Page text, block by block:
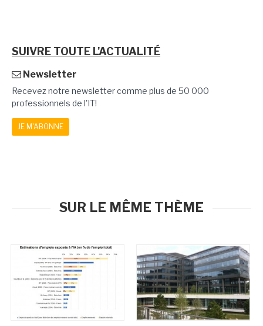
SUIVRE TOUTE L'ACTUALITÉ
Newsletter
Recevez notre newsletter comme plus de 50 000
professionnels de l'IT!
JE M'ABONNE
SUR LE MÊME THÈME